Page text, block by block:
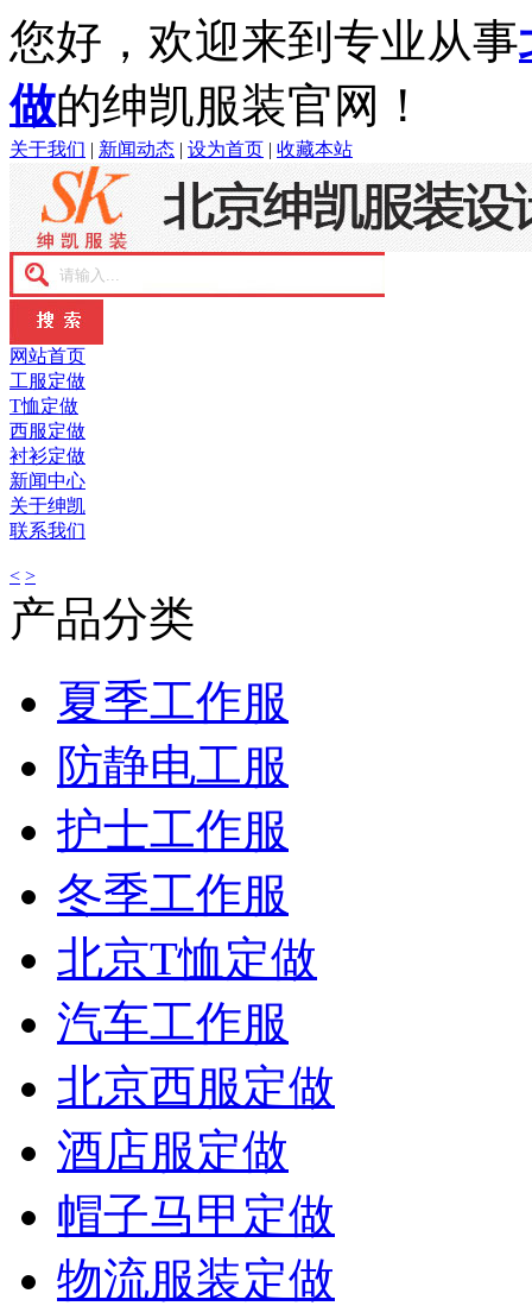
您好，欢迎来到专业从事
做的绅凯服装官网！
关于我们 | 新闻动态 | 设为首页 | 收藏本站
网站首页
工服定做
T恤定做
西服定做
衬衫定做
新闻中心
关于绅凯
联系我们
< >
产品分类
夏季工作服
防静电工服
护士工作服
冬季工作服
北京T恤定做
汽车工作服
北京西服定做
酒店服定做
帽子马甲定做
物流服装定做